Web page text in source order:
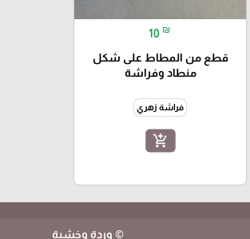
10 ₪
قطع من المطاط على شكل
منطاد وفراشة
فراشة زهري
add_shopping_cart
© وردة وخشبة